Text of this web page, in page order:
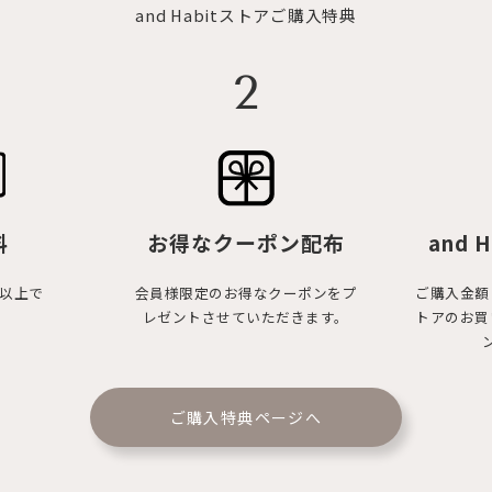
and Habitストアご購入特典
上で
2
お得なクーポン配布
会員様限定のお得なクーポンをプ
レゼントさせていただきます。
and
ご購入金
トアのお
ご購入特典ページへ